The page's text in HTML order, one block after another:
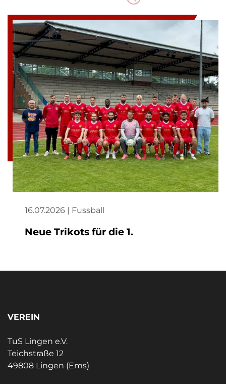
16.07.2026 | Fussball
Neue Trikots für die 1.
VEREIN
TuS Lingen e.V.
Teichstraße 12
49808 Lingen (Ems)